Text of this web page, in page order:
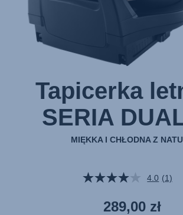
Tapicerka
SERIA
MIĘKKA I CHŁODNA Z
4.0 Czytaj
(1)
289,00 zł